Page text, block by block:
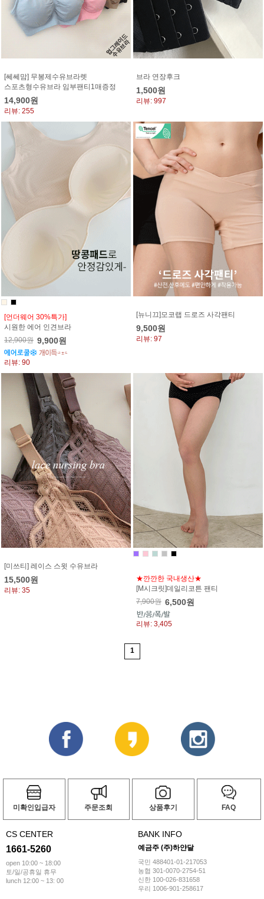
[쎄쎄맘] 무봉제수유브라렛
스포츠형수유브라 임부팬티1매증정
14,900원
리뷰: 255
브라 연장후크
1,500원
리뷰: 997
[언더웨어 30%특가]
시원한 에어 인견브라
12,900원 9,900원
리뷰: 90
[뉴니끄]모코랩 드로즈 사각팬티
9,500원
리뷰: 97
[미쓰티] 레이스 스윗 수유브라
15,500원
리뷰: 35
★깐깐한 국내생산★
[M시크릿]데일리코튼 팬티
7,900원 6,500원
리뷰: 3,405
1
미확인입급자 주문조회 상품후기 FAQ
CS CENTER
1661-5260
open 10:00 ~ 18:00
토/일/공휴일 휴무
lunch 12:00 ~ 13: 00
BANK INFO
예금주 (주)하얀달
국민 488401-01-217053
농협 301-0070-2754-51
신한 100-026-831658
우리 1006-901-258617